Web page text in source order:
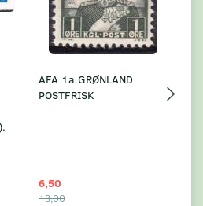
AFA 1a GRØNLAND
POSTFRISK
6,50
13,00